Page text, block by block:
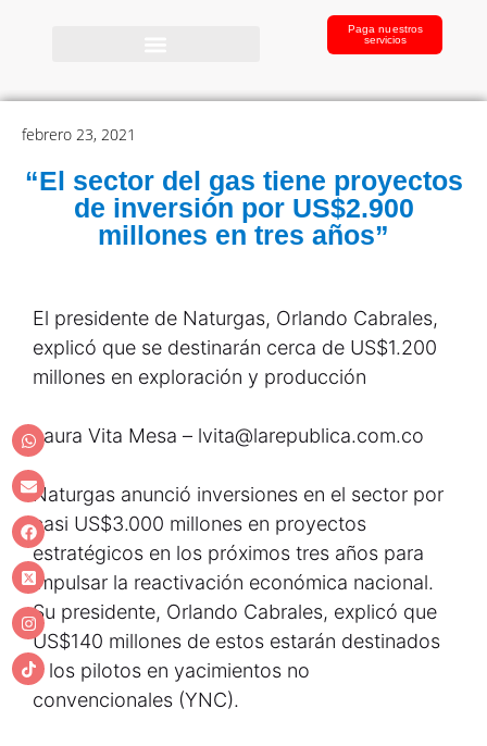
Paga nuestros
servicios
febrero 23, 2021
“El sector del gas tiene proyectos
de inversión por US$2.900
millones en tres años”
El presidente de Naturgas, Orlando Cabrales,
explicó que se destinarán cerca de US$1.200
millones en exploración y producción
Laura Vita Mesa – lvita@larepublica.com.co
Naturgas anunció inversiones en el sector por
casi US$3.000 millones en proyectos
estratégicos en los próximos tres años para
impulsar la reactivación económica nacional.
Su presidente, Orlando Cabrales, explicó que
US$140 millones de estos estarán destinados
a los pilotos en yacimientos no
convencionales (YNC).